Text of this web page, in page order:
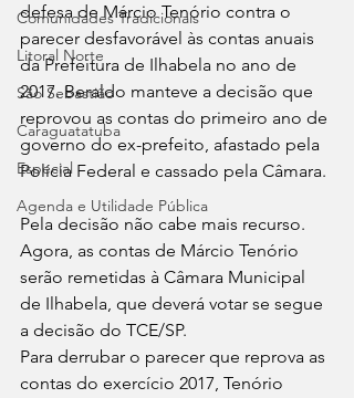
Comunidades Tradicionais
Litoral Norte
São Sebastião
Caraguatatuba
Especial
Agenda e Utilidade Pública
defesa de Márcio Tenório contra o
parecer desfavorável às contas anuais
da Prefeitura de Ilhabela no ano de
2017. Beraldo manteve a decisão que
reprovou as contas do primeiro ano de
governo do ex-prefeito, afastado pela
Polícia Federal e cassado pela Câmara.
Pela decisão não cabe mais recurso.
Agora, as contas de Márcio Tenório
serão remetidas à Câmara Municipal
de Ilhabela, que deverá votar se segue
a decisão do TCE/SP.
Para derrubar o parecer que reprova as
contas do exercício 2017, Tenório